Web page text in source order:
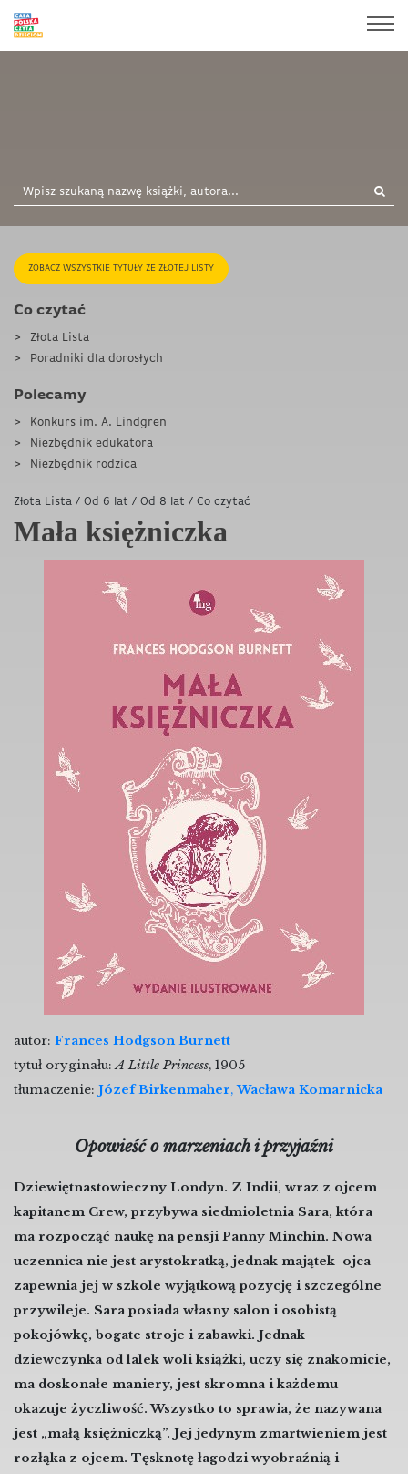
ZOBACZ WSZYSTKIE TYTUŁY ZE ZŁOTEJ LISTY
Co czytać
Złota Lista
Poradniki dla dorosłych
Polecamy
Konkurs im. A. Lindgren
Niezbędnik edukatora
Niezbędnik rodzica
Złota Lista / Od 6 lat / Od 8 lat / Co czytać
Mała księżniczka
autor: Frances Hodgson Burnett
tytuł oryginału:A Little Princess, 1905
tłumaczenie: Józef Birkenmaher,Wacława Komarnicka
Opowieść o marzeniach i przyjaźni
Dziewiętnastowieczny Londyn. Z Indii, wraz z ojcem
kapitanem Crew, przybywa siedmioletnia Sara, która
ma rozpocząć naukę na pensji Panny Minchin. Nowa
uczennica nie jest arystokratką, jednak majątek ojca
zapewnia jej w szkole wyjątkową pozycję i szczególne
przywileje. Sara posiada własny salon i osobistą
pokojówkę, bogate stroje i zabawki. Jednak
dziewczynka od lalek woli książki, uczy się znakomicie,
ma doskonałe maniery, jest skromna i każdemu
okazuje życzliwość. Wszystko to sprawia, że nazywana
jest „małą księżniczką”. Jej jedynym zmartwieniem jest
rozłąka z ojcem. Tęsknotę łagodzi wyobraźnią i